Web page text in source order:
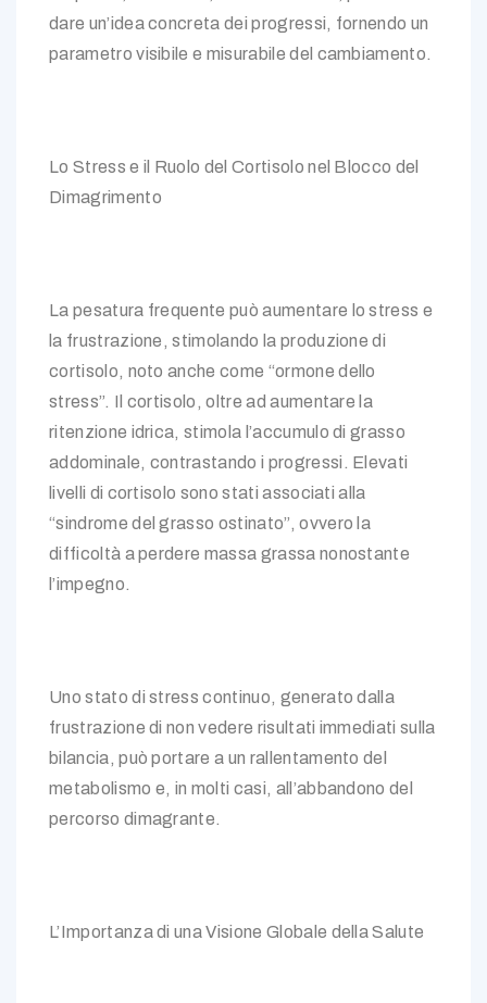
dare un’idea concreta dei progressi, fornendo un
parametro visibile e misurabile del cambiamento.
Lo Stress e il Ruolo del Cortisolo nel Blocco del
Dimagrimento
La pesatura frequente può aumentare lo stress e
la frustrazione, stimolando la produzione di
cortisolo, noto anche come “ormone dello
stress”. Il cortisolo, oltre ad aumentare la
ritenzione idrica, stimola l’accumulo di grasso
addominale, contrastando i progressi. Elevati
livelli di cortisolo sono stati associati alla
“sindrome del grasso ostinato”, ovvero la
difficoltà a perdere massa grassa nonostante
l’impegno.
Uno stato di stress continuo, generato dalla
frustrazione di non vedere risultati immediati sulla
bilancia, può portare a un rallentamento del
metabolismo e, in molti casi, all’abbandono del
percorso dimagrante.
L’Importanza di una Visione Globale della Salute